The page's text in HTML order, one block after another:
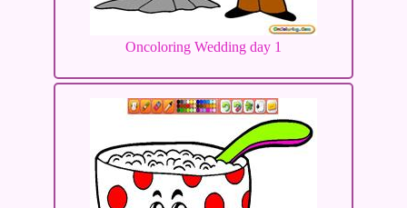
Oncoloring Wedding day 1